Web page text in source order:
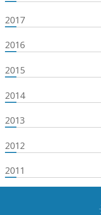
2017
2016
2015
2014
2013
2012
2011